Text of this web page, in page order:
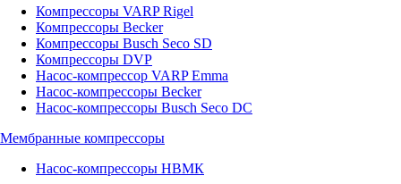
Компрессоры VARP Rigel
Компрессоры Becker
Компрессоры Busch Seco SD
Компрессоры DVP
Насос-компрессор VARP Emma
Насос-компрессоры Becker
Насос-компрессоры Busch Seco DC
Мембранные компрессоры
Насос-компрессоры НВМК